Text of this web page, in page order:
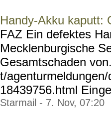
Handy-Akku kaputt:
FAZ Ein defektes
Mecklenburgische
Gesamtschaden
t/agenturmeldungen/
18439756.html Ein
Starmail - 7. Nov, 07:20